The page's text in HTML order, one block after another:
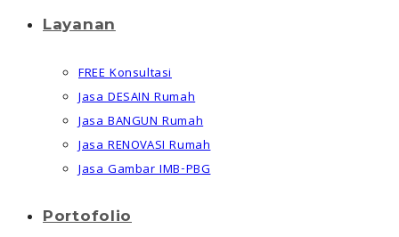
Layanan
FREE Konsultasi
Jasa DESAIN Rumah
Jasa BANGUN Rumah
Jasa RENOVASI Rumah
Jasa Gambar IMB-PBG
Portofolio